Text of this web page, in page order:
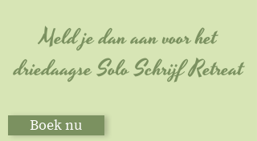
Meld je dan aan voor het
driedaagse Solo Schrijf Retreat
Boek nu